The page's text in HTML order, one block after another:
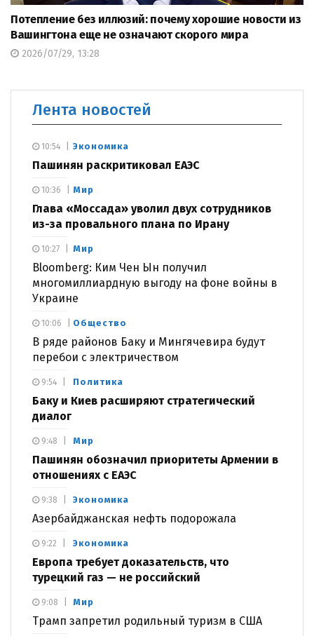
Потепление без иллюзий: почему хорошие новости из
Вашингтона еще не означают скорого мира
2026/07/29, 13:28
Лента новостей
Экономика
Пашинян раскритиковал ЕАЭС
10:54
Мир
Глава «Моссада» уволил двух сотрудников
из-за провального плана по Ирану
10:36
Мир
Bloomberg: Ким Чен Ын получил
многомиллиардную выгоду на фоне войны в
Украине
10:27
Общество
В ряде районов Баку и Мингячевира будут
перебои с электричеством
10:06
Политика
Баку и Киев расширяют стратегический
диалог
9:54
Мир
Пашинян обозначил приоритеты Армении в
отношениях с ЕАЭС
9:48
Экономика
Азербайджанская нефть подорожала
9:38
Экономика
Европа требует доказательств, что
турецкий газ — не российский
9:22
Мир
Трамп запретил родильный туризм в США
9:08